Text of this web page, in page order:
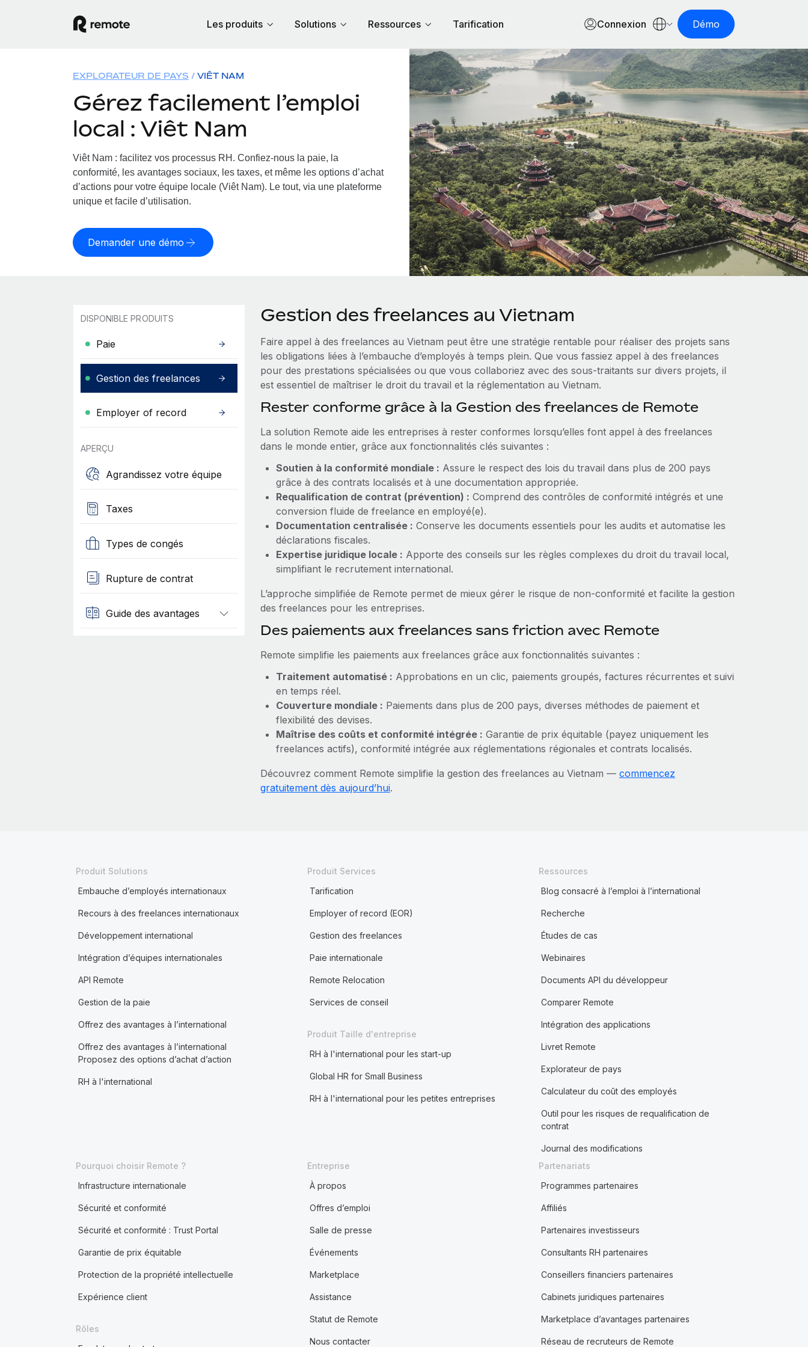
Les produits Solutions Ressources Tarification Connexion Démo
EXPLORATEUR DE PAYS VIÊT NAM
Gérez facilement l’emploi
local : Viêt Nam
Viêt Nam : facilitez vos processus RH. Confiez-nous la paie, la
conformité, les avantages sociaux, les taxes, et même les options d’achat
d’actions pour votre équipe locale (Viêt Nam). Le tout, via une plateforme
unique et facile d’utilisation.
Demander une démo
DISPONIBLE PRODUITS
Paie
Gestion des freelances
Employer of record
APERÇU
Agrandissez votre équipe
Taxes
Types de congés
Rupture de contrat
Guide des avantages
Gestion des freelances au Vietnam
Faire appel à des freelances au Vietnam peut être une stratégie rentable pour réaliser des projets sans
les obligations liées à l’embauche d’employés à temps plein. Que vous fassiez appel à des freelances
pour des prestations spécialisées ou que vous collaboriez avec des sous‑traitants sur divers projets, il
est essentiel de maîtriser le droit du travail et la réglementation au Vietnam.
Rester conforme grâce à la Gestion des freelances de Remote
La solution Remote aide les entreprises à rester conformes lorsqu’elles font appel à des freelances
dans le monde entier, grâce aux fonctionnalités clés suivantes :
Soutien à la conformité mondiale : Assure le respect des lois du travail dans plus de 200 pays
grâce à des contrats localisés et à une documentation appropriée.
Requalification de contrat (prévention) : Comprend des contrôles de conformité intégrés et une
conversion fluide de freelance en employé(e).
Documentation centralisée : Conserve les documents essentiels pour les audits et automatise les
déclarations fiscales.
Expertise juridique locale : Apporte des conseils sur les règles complexes du droit du travail local,
simplifiant le recrutement international.
L’approche simplifiée de Remote permet de mieux gérer le risque de non‑conformité et facilite la gestion
des freelances pour les entreprises.
Des paiements aux freelances sans friction avec Remote
Remote simplifie les paiements aux freelances grâce aux fonctionnalités suivantes :
Traitement automatisé : Approbations en un clic, paiements groupés, factures récurrentes et suivi
en temps réel.
Couverture mondiale : Paiements dans plus de 200 pays, diverses méthodes de paiement et
flexibilité des devises.
Maîtrise des coûts et conformité intégrée : Garantie de prix équitable (payez uniquement les
freelances actifs), conformité intégrée aux réglementations régionales et contrats localisés.
Découvrez comment Remote simplifie la gestion des freelances au Vietnam — commencez
gratuitement dès aujourd’hui.
Produit Solutions
Embauche d’employés internationaux
Recours à des freelances internationaux
Développement international
Intégration d’équipes internationales
API Remote
Gestion de la paie
Offrez des avantages à l’international
Offrez des avantages à l’international
Proposez des options d’achat d’action
RH à l'international
Produit Services
Tarification
Employer of record (EOR)
Gestion des freelances
Paie internationale
Remote Relocation
Services de conseil
Produit Taille d'entreprise
RH à l'international pour les start-up
Global HR for Small Business
RH à l'international pour les petites entreprises
Ressources
Blog consacré à l’emploi à l’international
Recherche
Études de cas
Webinaires
Documents API du développeur
Comparer Remote
Intégration des applications
Livret Remote
Explorateur de pays
Calculateur du coût des employés
Outil pour les risques de requalification de
contrat
Journal des modifications
Pourquoi choisir Remote ?
Infrastructure internationale
Sécurité et conformité
Sécurité et conformité : Trust Portal
Garantie de prix équitable
Protection de la propriété intellectuelle
Expérience client
Rôles
Entreprise
À propos
Offres d’emploi
Salle de presse
Événements
Marketplace
Assistance
Statut de Remote
Nous contacter
Partenariats
Programmes partenaires
Affiliés
Partenaires investisseurs
Consultants RH partenaires
Conseillers financiers partenaires
Cabinets juridiques partenaires
Marketplace d’avantages partenaires
Réseau de recruteurs de Remote